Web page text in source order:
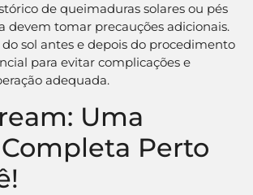
de queimaduras solares ou pés
devem tomar precauções adicionais.
sol antes e depois do procedimento
para evitar complicações e
adequada.
Uma
Perto